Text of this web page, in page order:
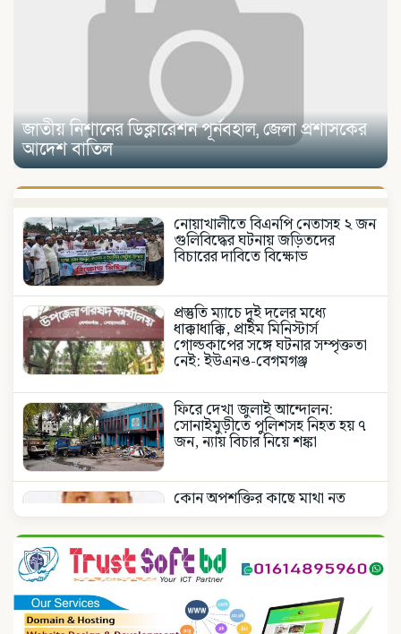
জাতীয় নিশানের ডিক্লারেশন পূর্নবহাল, জেলা প্রশাসকের
আদেশ বাতিল
নোয়াখালীতে বিএনপি নেতাসহ ২ জন
গুলিবিদ্ধের ঘটনায় জড়িতদের
বিচারের দাবিতে বিক্ষোভ
প্রস্তুতি ম্যাচে দুই দলের মধ্যে
ধাক্কাধাক্কি, প্রাইম মিনিস্টার্স
গোল্ডকাপের সঙ্গে ঘটনার সম্পৃক্ততা
নেই: ইউএনও-বেগমগঞ্জ
ফিরে দেখা জুলাই আন্দোলন:
সোনাইমুড়ীতে পুলিশসহ নিহত হয় ৭
জন, ন্যায় বিচার নিয়ে শঙ্কা
কোন অপশক্তির কাছে মাথা নত
জাতীয় নিশানের ডিক্লারেশন
পূর্নবহাল, জেলা প্রশাসকের আদেশ
বাতিল